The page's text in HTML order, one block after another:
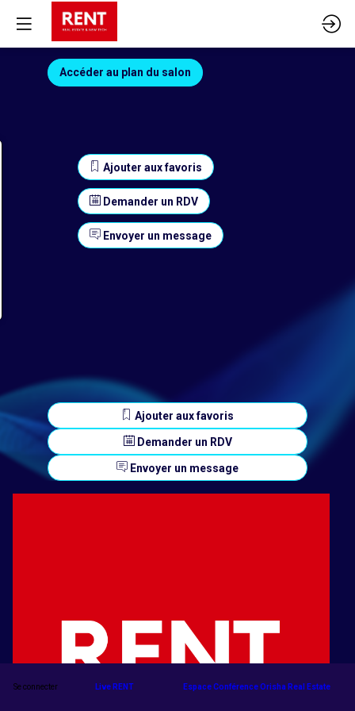
Accéder au plan du salon
Ajouter aux favoris
Demander un RDV
Envoyer un message
Ajouter aux favoris
Demander un RDV
Envoyer un message
Se connecter Live RENT Espace Conférence Orisha Real Estate